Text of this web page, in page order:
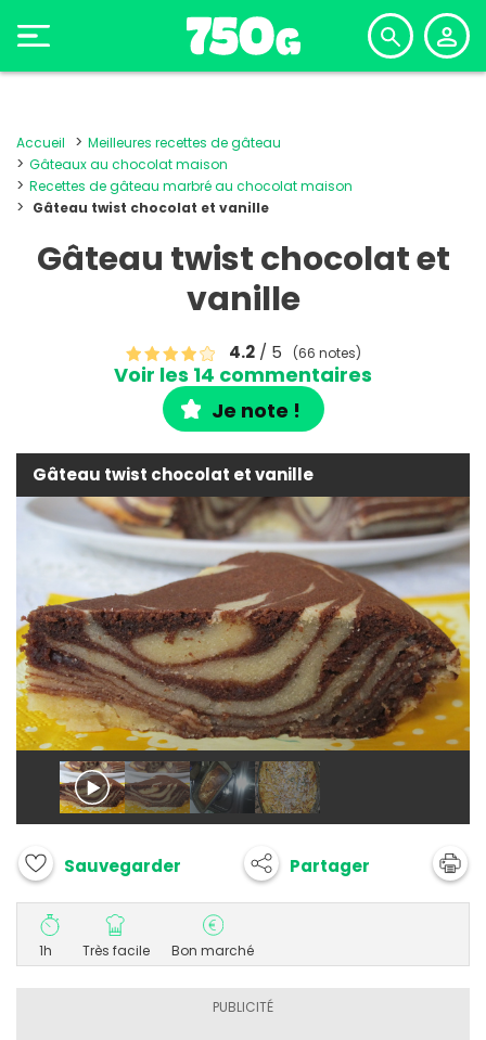
Accueil
Meilleures recettes de gâteau
Gâteaux au chocolat maison
Recettes de gâteau marbré au chocolat maison
Gâteau twist chocolat et vanille
Gâteau twist chocolat et
vanille
4.2/ 5 (66 notes)
Voir les 14 commentaires
Je note !
Gâteau twist chocolat et vanille
Sauvegarder Partager
1h Très facile Bon marché